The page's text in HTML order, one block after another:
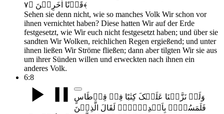
قَرۡنًا اٰخَرِیۡنَ ﴿۷﴾
Sehen sie denn nicht, wie so manches Volk Wir schon vor
ihnen vernichtet haben? Diese hatten Wir auf der Erde
festgesetzt, wie Wir euch nicht festgesetzt haben; und über sie
sandten Wir Wolken, reichlichen Regen ergießend; und unter
ihnen ließen Wir Ströme fließen; dann aber tilgten Wir sie aus
um ihrer Sünden willen und erweckten nach ihnen ein
anderes Volk.
6:8
وَلَوۡ نَزَّلۡنَا عَلَیۡکَ کِتٰبًا فِیۡ قِرۡطَاسٍ
فَلَمَسُوۡہُ بِاَیۡدِیۡہِمۡ لَقَالَ الَّذِیۡنَ